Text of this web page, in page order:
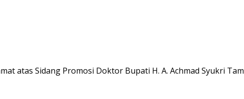
atas Sidang Promosi Doktor Bupati H. A. Achmad Syukri